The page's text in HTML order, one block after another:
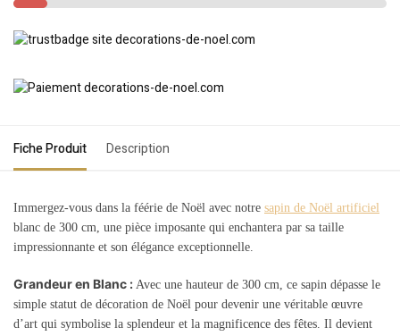
Fiche Produit Description
Immergez-vous dans la féérie de Noël avec notre sapin de Noël artificiel
blanc de 300 cm, une pièce imposante qui enchantera par sa taille
impressionnante et son élégance exceptionnelle.
Grandeur en Blanc : Avec une hauteur de 300 cm, ce sapin dépasse le
simple statut de décoration de Noël pour devenir une véritable œuvre
d’art qui symbolise la splendeur et la magnificence des fêtes. Il devient